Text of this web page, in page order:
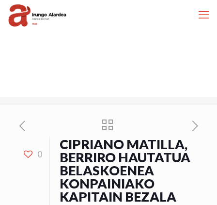
0
CIPRIANO MATILLA,
BERRIRO HAUTATUA
BELASKOENEA
KONPAINIAKO
KAPITAIN BEZALA